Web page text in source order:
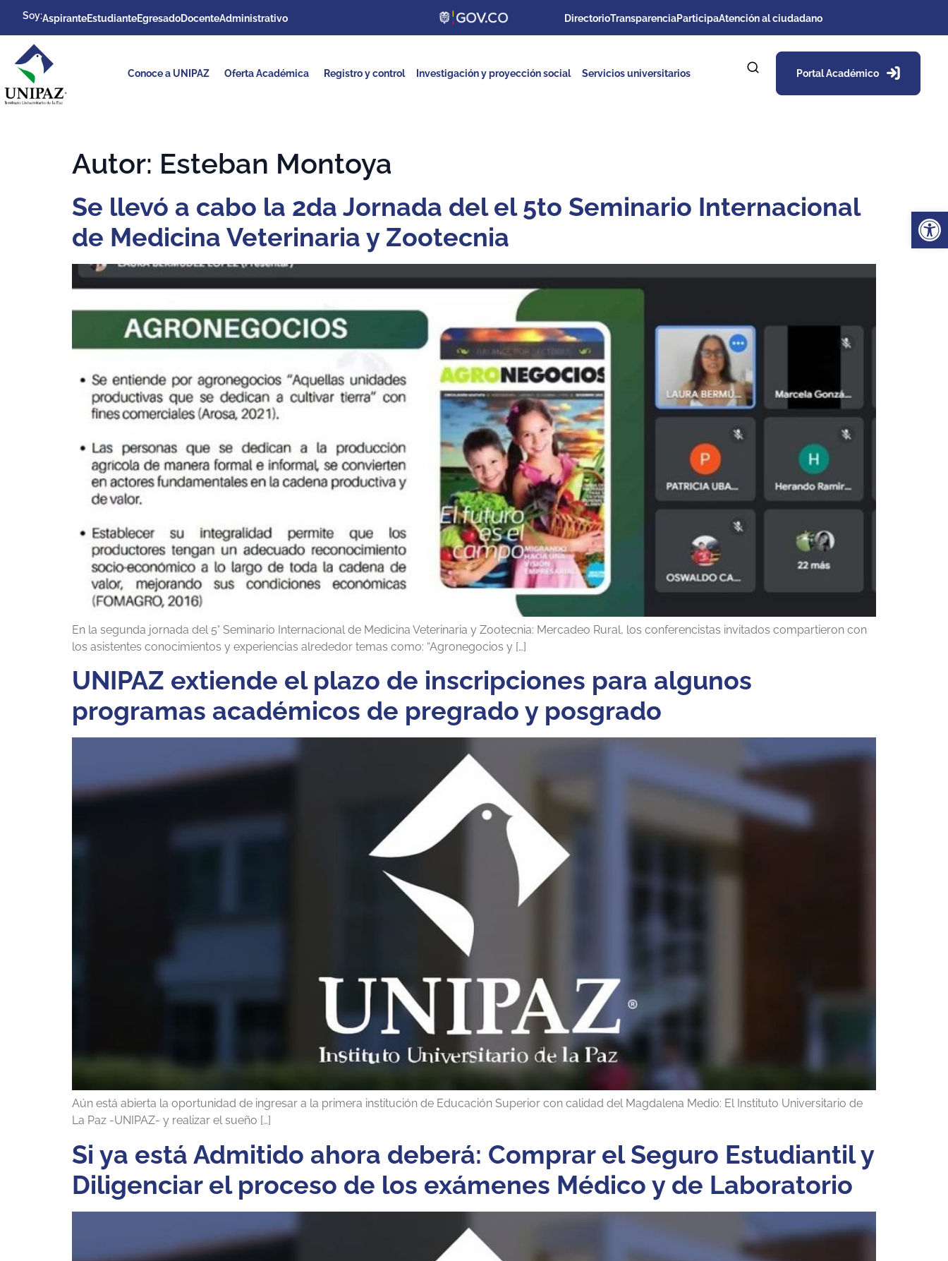
Soy:AspiranteEstudianteEgresadoDocenteAdministrativo DirectorioTransparenciaParticipaAtención al ciudadano
Conoce a UNIPAZ Oferta Académica Registro y control Investigación y proyección social Servicios universitarios Portal Académico
Autor: Esteban Montoya
Se llevó a cabo la 2da Jornada del el 5to Seminario Internacional
de Medicina Veterinaria y Zootecnia
En la segunda jornada del 5° Seminario Internacional de Medicina Veterinaria y Zootecnia: Mercadeo Rural, los conferencistas invitados compartieron con
los asistentes conocimientos y experiencias alrededor temas como: “Agronegocios y […]
UNIPAZ extiende el plazo de inscripciones para algunos
programas académicos de pregrado y posgrado
Aún está abierta la oportunidad de ingresar a la primera institución de Educación Superior con calidad del Magdalena Medio: El Instituto Universitario de
La Paz -UNIPAZ- y realizar el sueño […]
Si ya está Admitido ahora deberá: Comprar el Seguro Estudiantil y
Diligenciar el proceso de los exámenes Médico y de Laboratorio